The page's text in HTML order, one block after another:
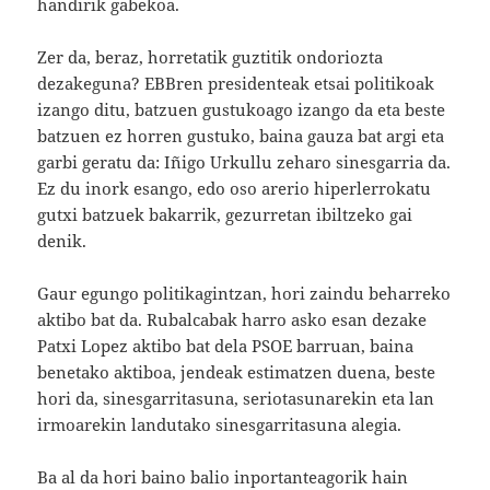
handirik gabekoa.
Zer da, beraz, horretatik guztitik ondoriozta
dezakeguna? EBBren presidenteak etsai politikoak
izango ditu, batzuen gustukoago izango da eta beste
batzuen ez horren gustuko, baina gauza bat argi eta
garbi geratu da: Iñigo Urkullu zeharo sinesgarria da.
Ez du inork esango, edo oso arerio hiperlerrokatu
gutxi batzuek bakarrik, gezurretan ibiltzeko gai
denik.
Gaur egungo politikagintzan, hori zaindu beharreko
aktibo bat da. Rubalcabak harro asko esan dezake
Patxi Lopez aktibo bat dela PSOE barruan, baina
benetako aktiboa, jendeak estimatzen duena, beste
hori da, sinesgarritasuna, seriotasunarekin eta lan
irmoarekin landutako sinesgarritasuna alegia.
Ba al da hori baino balio inportanteagorik hain